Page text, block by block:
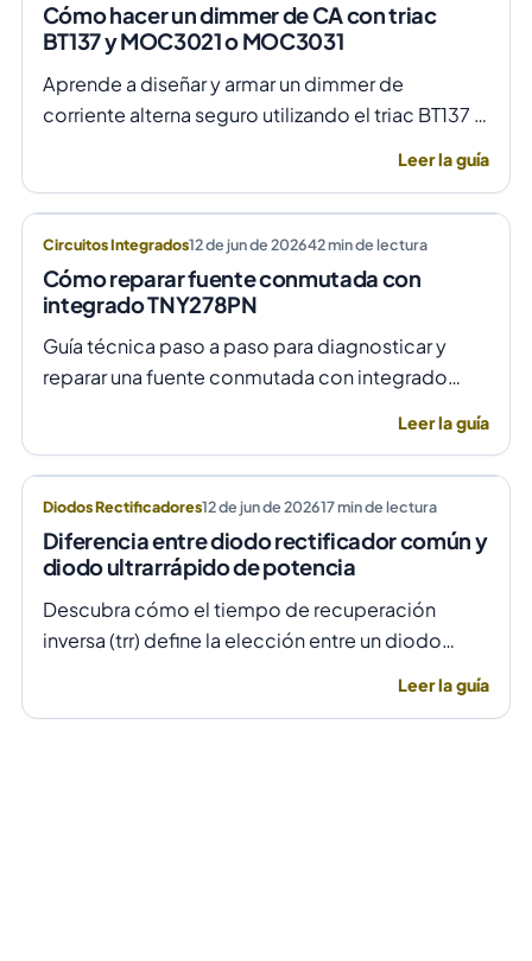
Cómo hacer un dimmer de CA con triac
BT137 y MOC3021 o MOC3031
Aprende a diseñar y armar un dimmer de
corriente alterna seguro utilizando el triac BT137 y
Leer la guía
Circuitos Integrados12 de jun de 202642min de lectura
Cómo reparar fuente conmutada con
integrado TNY278PN
Guía técnica paso a paso para diagnosticar y
reparar una fuente conmutada con integrado
Leer la guía
Diodos Rectificadores12 de jun de 202617min de lectura
Diferencia entre diodo rectificador común y
diodo ultrarrápido de potencia
Descubra cómo el tiempo de recuperación
inversa (trr) define la elección entre un diodo
Leer la guía